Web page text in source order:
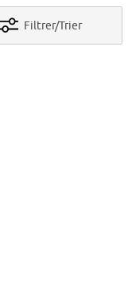
Filtrer/Trier